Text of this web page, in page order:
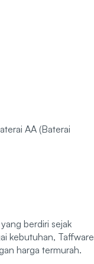
AA (Baterai
berdiri sejak
kebutuhan, Taffware
harga termurah.